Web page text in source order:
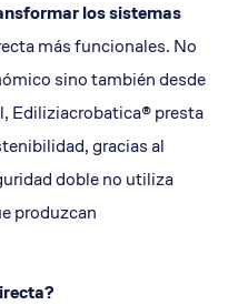
los sistemas
más funcionales. No
sino también desde
Ediliziacrobatica® presta
gracias al
doble no utiliza
produzcan